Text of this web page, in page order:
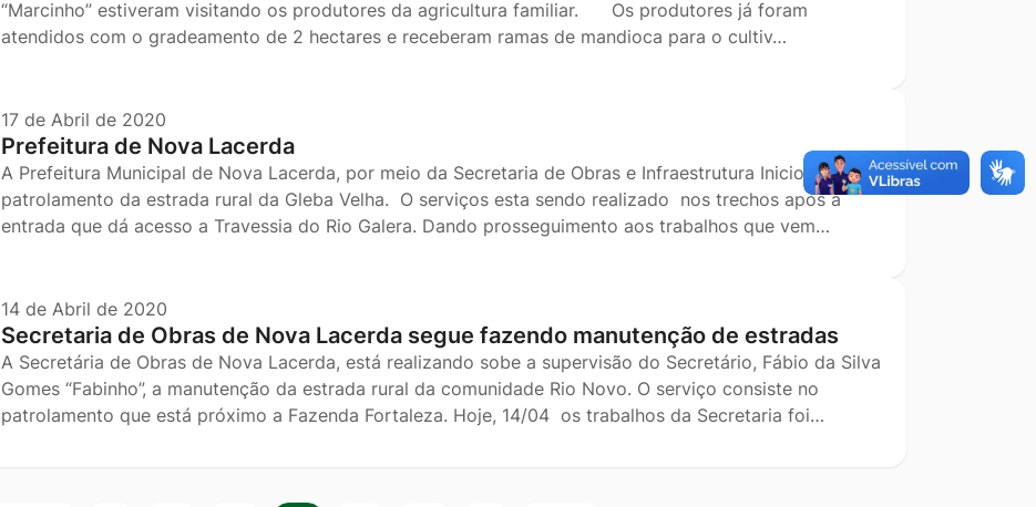
“Marcinho” estiveram visitando os produtores da agricultura familiar. Os produtores já foram
atendidos com o gradeamento de 2 hectares e receberam ramas de mandioca para o cultiv…
17 de Abril de 2020
Prefeitura de Nova Lacerda
A Prefeitura Municipal de Nova Lacerda, por meio da Secretaria de Obras e Infraestrutura Iniciou o
patrolamento da estrada rural da Gleba Velha. O serviços esta sendo realizado nos trechos após a
entrada que dá acesso a Travessia do Rio Galera. Dando prosseguimento aos trabalhos que vem…
14 de Abril de 2020
Secretaria de Obras de Nova Lacerda segue fazendo manutenção de estradas
A Secretária de Obras de Nova Lacerda, está realizando sobe a supervisão do Secretário, Fábio da Silva
Gomes “Fabinho”, a manutenção da estrada rural da comunidade Rio Novo. O serviço consiste no
patrolamento que está próximo a Fazenda Fortaleza. Hoje, 14/04 os trabalhos da Secretaria foi…